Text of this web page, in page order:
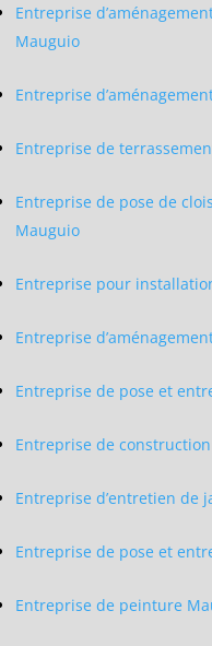
Entreprise
Mauguio
Entreprise
Entreprise de
Entreprise de pose de
Mauguio
Entreprise pour
Entreprise
Entreprise de pose et
Entreprise de
Entreprise d’entretien de
Entreprise de pose et
Entreprise de peinture